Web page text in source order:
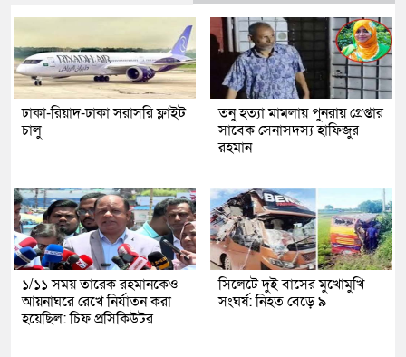
ঢাকা-রিয়াদ-ঢাকা সরাসরি ফ্লাইট
চালু
তনু হত্যা মামলায় পুনরায় গ্রেপ্তার
সাবেক সেনাসদস্য হাফিজুর
রহমান
১/১১ সময় তারেক রহমানকেও
আয়নাঘরে রেখে নির্যাতন করা
হয়েছিল: চিফ প্রসিকিউটর
সিলেটে দুই বাসের মুখোমুখি
সংঘর্ষ: নিহত বেড়ে ৯